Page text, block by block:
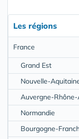
Les régions
France
Grand Est
Nouvelle-
Auvergne-Rhône-
Normandie
Bourgogne-